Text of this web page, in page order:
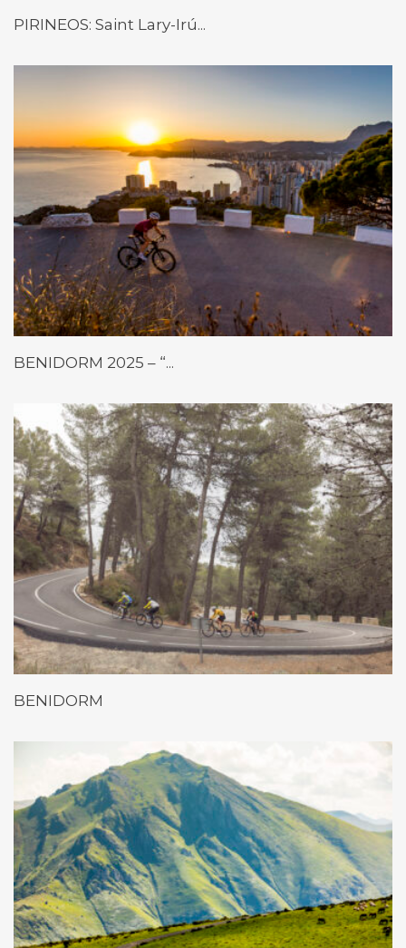
BENIDORM 2025 – “...
BENIDORM